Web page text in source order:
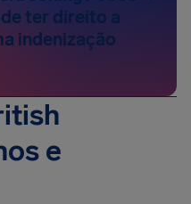
ter direito a
indenização
e